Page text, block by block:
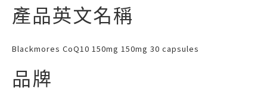
產品英文名稱
Blackmores CoQ10 150mg 150mg 30 capsules
品牌